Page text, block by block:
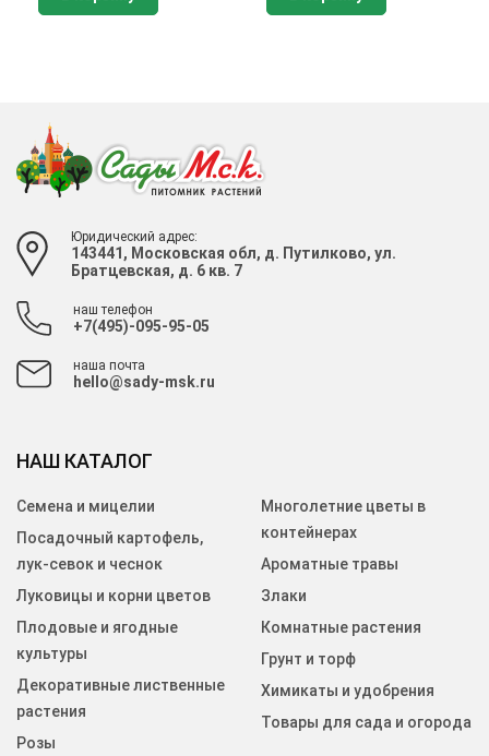
Юридический адрес:
143441, Московская обл, д. Путилково, ул.
Братцевская, д. 6 кв. 7
наш телефон
+7(495)-095-95-05
наша почта
hello@sady-msk.ru
НАШ КАТАЛОГ
Семена и мицелии
Посадочный картофель,
лук-севок и чеснок
Луковицы и корни цветов
Плодовые и ягодные
культуры
Декоративные лиственные
растения
Розы
Многолетние цветы в
контейнерах
Ароматные травы
Злаки
Комнатные растения
Грунт и торф
Химикаты и удобрения
Товары для сада и огорода